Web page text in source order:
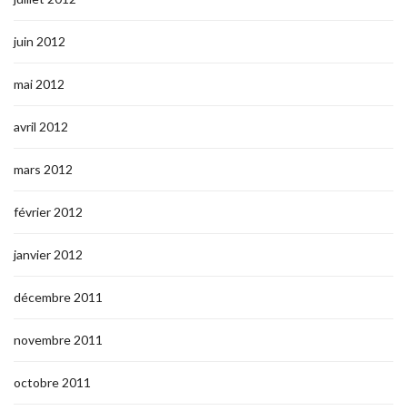
juin 2012
mai 2012
avril 2012
mars 2012
février 2012
janvier 2012
décembre 2011
novembre 2011
octobre 2011